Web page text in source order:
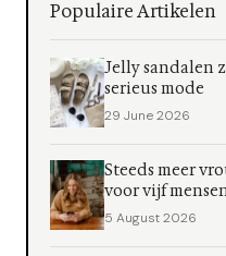
Populaire Artikelen
Jelly sandalen
serieus mode
29 June 2026
Steeds meer
voor vijf
5 August 2026